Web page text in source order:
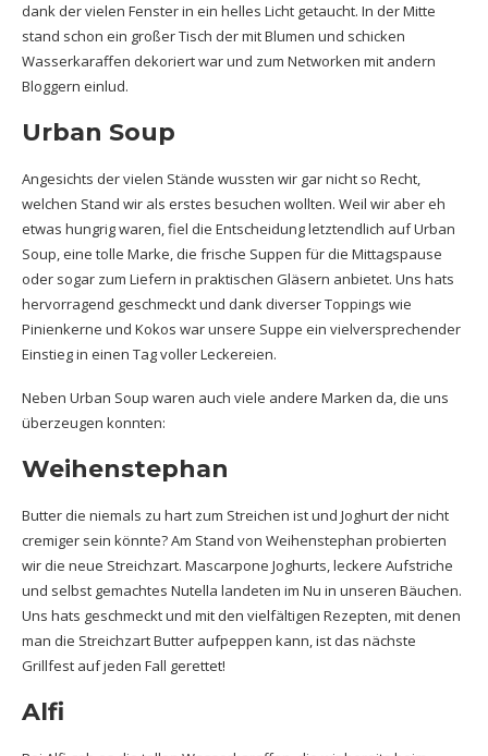
dank der vielen Fenster in ein helles Licht getaucht. In der Mitte
stand schon ein großer Tisch der mit Blumen und schicken
Wasserkaraffen dekoriert war und zum Networken mit andern
Bloggern einlud.
Urban Soup
Angesichts der vielen Stände wussten wir gar nicht so Recht,
welchen Stand wir als erstes besuchen wollten. Weil wir aber eh
etwas hungrig waren, fiel die Entscheidung letztendlich auf Urban
Soup, eine tolle Marke, die frische Suppen für die Mittagspause
oder sogar zum Liefern in praktischen Gläsern anbietet. Uns hats
hervorragend geschmeckt und dank diverser Toppings wie
Pinienkerne und Kokos war unsere Suppe ein vielversprechender
Einstieg in einen Tag voller Leckereien.
Neben Urban Soup waren auch viele andere Marken da, die uns
überzeugen konnten:
Weihenstephan
Butter die niemals zu hart zum Streichen ist und Joghurt der nicht
cremiger sein könnte? Am Stand von Weihenstephan probierten
wir die neue Streichzart. Mascarpone Joghurts, leckere Aufstriche
und selbst gemachtes Nutella landeten im Nu in unseren Bäuchen.
Uns hats geschmeckt und mit den vielfältigen Rezepten, mit denen
man die Streichzart Butter aufpeppen kann, ist das nächste
Grillfest auf jeden Fall gerettet!
Alfi